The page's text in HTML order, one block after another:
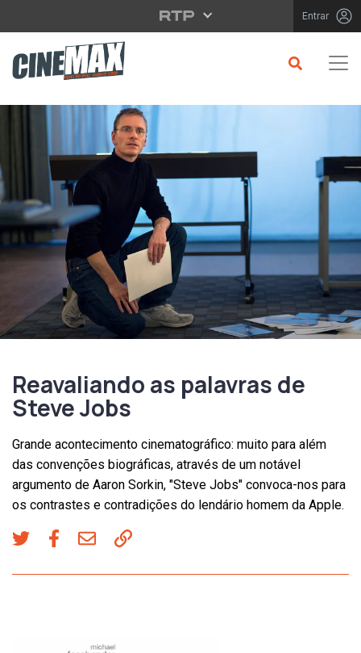
Saltar para o conteúdo principal Entrar
Reavaliando as palavras de
Steve Jobs
Grande acontecimento cinematográfico: muito para além
das convenções biográficas, através de um notável
argumento de Aaron Sorkin, "Steve Jobs" convoca-nos para
os contrastes e contradições do lendário homem da Apple.